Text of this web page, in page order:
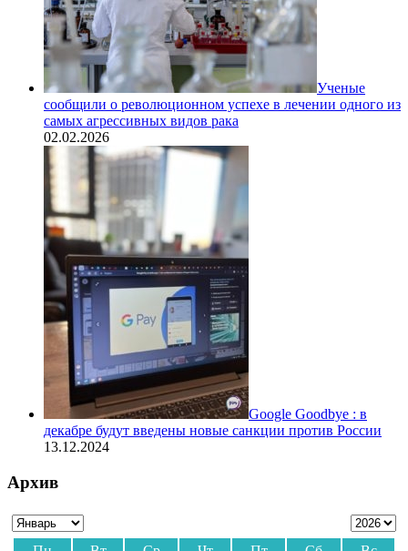
Ученые
сообщили о революционном успехе в лечении одного из
самых агрессивных видов рака
02.02.2026
Google Goodbye : в
декабре будут введены новые санкции против России
13.12.2024
Архив